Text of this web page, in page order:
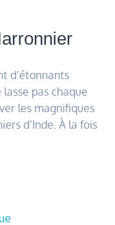
d’étonnants
pas chaque
les magnifiques
d’Inde. À la fois